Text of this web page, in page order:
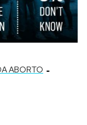
ABORTO -